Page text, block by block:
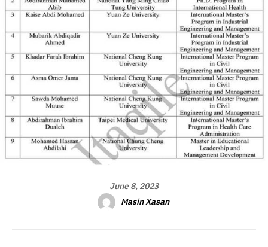
June 8, 2023
Masin Xasan